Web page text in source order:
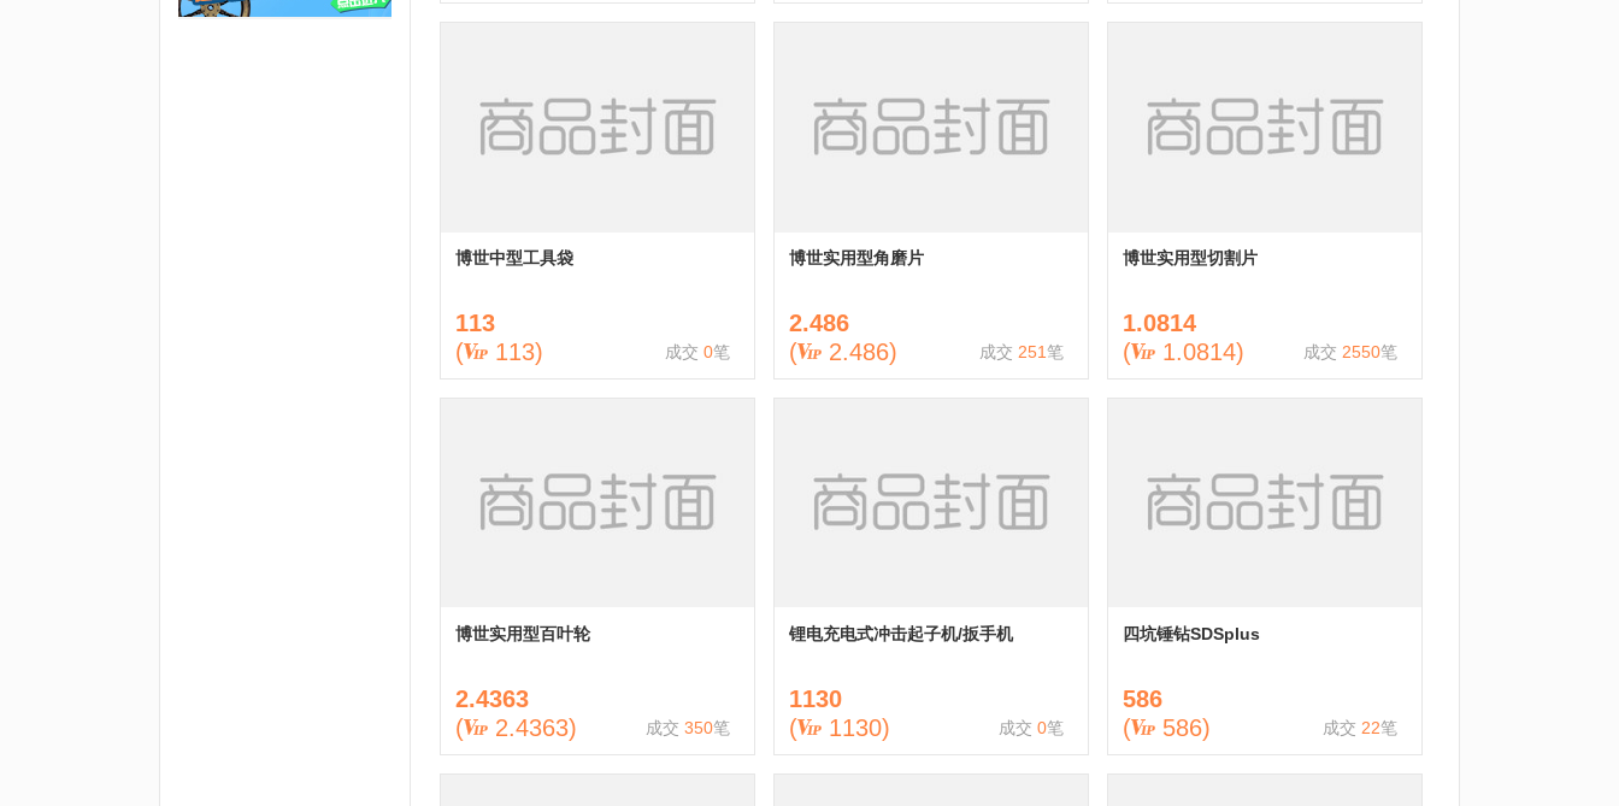
博世中型工具袋
113
(
113) 成交 0笔
博世实用型角磨片
2.486
(
2.486) 成交 251笔
博世实用型切割片
1.0814
(
1.0814) 成交 2550笔
博世实用型百叶轮
2.4363
(
2.4363) 成交 350笔
锂电充电式冲击起子机/扳手机
1130
(
1130) 成交 0笔
四坑锤钻SDSplus
586
(
586) 成交 22笔